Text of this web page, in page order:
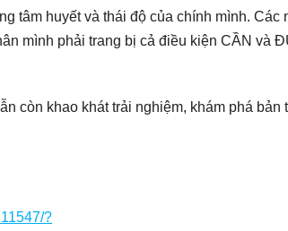
tâm huyết và thái độ của chính mình. Các
mình phải trang bị cả điều kiện CẦN và
còn khao khát trải nghiệm, khám phá bản
?